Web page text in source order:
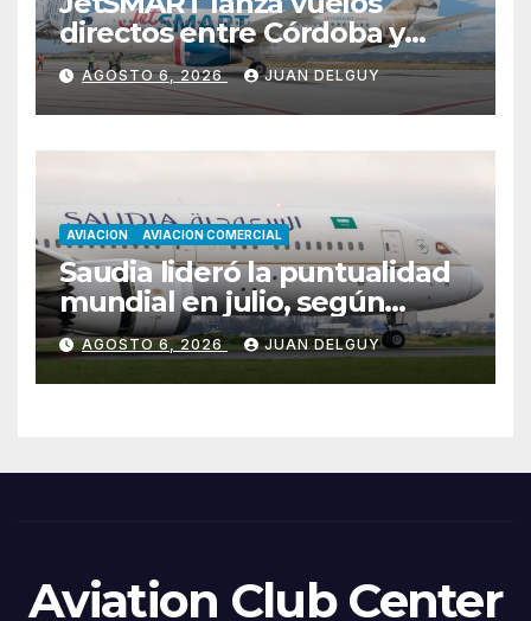
directos entre Córdoba y
Florianópolis
AGOSTO 6, 2026 JUAN DELGUY
AVIACION AVIACION COMERCIAL
Saudia lideró la puntualidad
mundial en julio, según
Cirium
AGOSTO 6, 2026 JUAN DELGUY
Aviation Club Center